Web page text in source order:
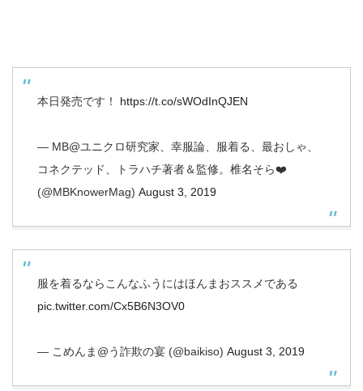
本日発売です！ https://t.co/sWOdInQJEN
— MB@ユニクロ研究家、幸服論、服着る、最おしゃ、
コネクテッド、トラハチ著者＆監修。椎名そら❤️
(@MBKnowerMag) August 3, 2019
服を着るならこんなふうにはほんまおススメである
pic.twitter.com/Cx5B6N3OV0
— こめんま@う詐欺の宴 (@baikiso) August 3, 2019